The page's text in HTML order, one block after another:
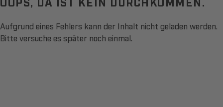
Aufgrund eines Fehlers kann der Inhalt nicht geladen werden.
Bitte versuche es später noch einmal.